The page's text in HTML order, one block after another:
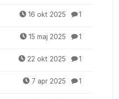
16 okt 2025 1
15 maj 2025 1
22 okt 2025 1
7 apr 2025 1